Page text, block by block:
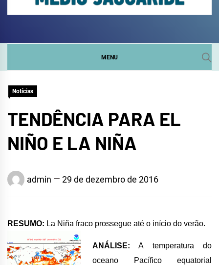
HIDROGRÁFICA DO
MÉDIO JAGUARIBE
MENU
Notícias
TENDÊNCIA PARA EL
NIÑO E LA NIÑA
admin 29 de dezembro de 2016
RESUMO: La Niña fraco prossegue até o início do verão.
ANÁLISE: A temperatura do
oceano Pacífico equatorial